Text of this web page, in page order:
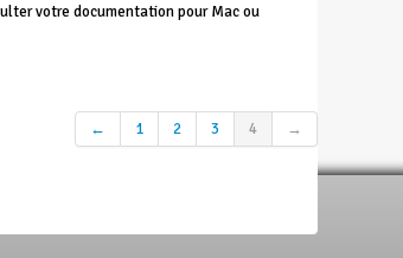
votre documentation pour Mac ou
← 1 2 3 4 →